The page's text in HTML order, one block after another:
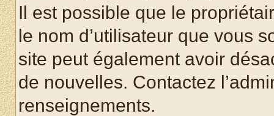
Il est possible que le
le nom d’utilisateur que vous
site peut également avoir
de nouvelles. Contactez
renseignements.